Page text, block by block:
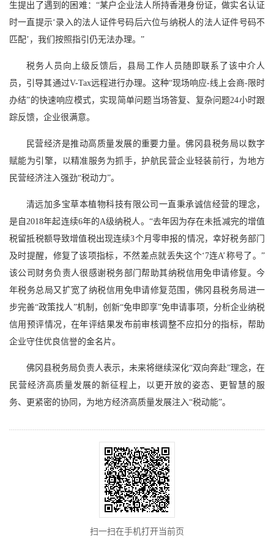
生提出了遇到的困难：“某户企业法人所持香港身份证，做实名认证
时一直提示‘录入的法人证件号码后六位与纳税人的法人证件号码不
匹配’，我们按照指引仍无法办理。”
税务人员向上级反馈后，县局工作人员随即联系了该中介人
员，引导其通过V-Tax远程进行办理。这种“现场响应-线上会商-限时
办结”的快速响应模式，实现简单问题当场答复、复杂问题24小时跟
踪反馈，企业很满意。
民营经济是推动高质量发展的重要力量。佛冈县税务局以数字
赋能为引擎，以精准服务为抓手，护航民营企业轻装前行，为地方
民营经济注入强劲“税动力”。
清远加多宝草本植物科技有限公司一直秉承诚信经营的理念，
是自2018年起连续6年的A级纳税人。“去年因为存在未抵减完的增值
税留抵税额导致增值税出现连续3个月零申报的情况，幸好税务部门
及时提醒，修复了该项指标，不然差点就丢失这个‘7连A’称号了。”
该公司财务负责人很感谢税务部门帮助其纳税信用免申请修复。今
年税务总局又扩宽了纳税信用免申请修复范围，佛冈县税务局进一
步完善“政策找人”机制，创新“免申即享”免申请事项，分析企业纳税
信用预评情况，在年评结果发布前审核调整不应扣分的指标，帮助
企业守住优良信誉的金名片。
佛冈县税务局负责人表示，未来将继续深化“双向奔赴”理念，在
民营经济高质量发展的新征程上，以更开放的姿态、更智慧的服
务、更紧密的协同，为地方经济高质量发展注入“税动能”。
扫一扫在手机打开当前页